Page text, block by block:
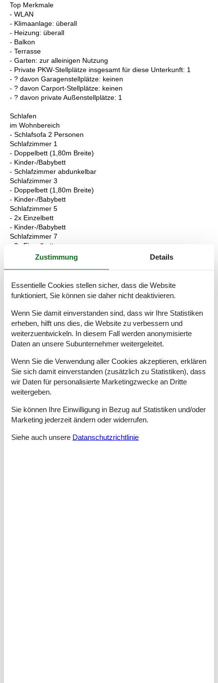
Top Merkmale
- WLAN
- Klimaanlage: überall
- Heizung: überall
- Balkon
- Terrasse
- Garten: zur alleinigen Nutzung
- Private PKW-Stellplätze insgesamt für diese Unterkunft: 1
- ? davon Garagenstellplätze: keinen
- ? davon Carport-Stellplätze: keinen
- ? davon private Außen­stellplätze: 1
Schlafen
im Wohnbereich
- Schlafsofa 2 Personen
Schlafzimmer 1
- Doppelbett (1,80m Breite)
- Kinder-/Babybett
- Schlafzimmer abdunkelbar
Schlafzimmer 3
- Doppelbett (1,80m Breite)
- Kinder-/Babybett
Schlafzimmer 5
- 2x Einzelbett
- Kinder-/Babybett
Schlafzimmer 7
- 2x Einzelbett
- Schlafzimmer abdunkelbar
Badezimmer 1
- Dusche
Badezimmer 3
- Dusche
Badezimmer 5
- Dusche
Wellness
- Whirlpool
- Kaffeemaschine: Espressokanne, Kaffeemaschine
- Kühl-/Gefrierschrank: Gefrierfach, Tiefkühlschrank,
- Herd: Elektroherd, Herd
Zustimmung Details
Essentielle Cookies stellen sicher, dass die Website
funktioniert, Sie können sie daher nicht deaktivieren.
Wenn Sie damit einverstanden sind, dass wir Ihre Statistiken
erheben, hilft uns dies, die Website zu verbessern und
weiterzuentwickeln. In diesem Fall werden anonymisierte
Daten an unsere Subunternehmer weitergeleitet.
Wenn Sie die Verwendung aller Cookies akzeptieren, erklären
Sie sich damit einverstanden (zusätzlich zu Statistiken), dass
wir Daten für personalisierte Marketingzwecke an Dritte
weitergeben.
Sie können Ihre Einwilligung in Bezug auf Statistiken und/oder
Marketing jederzeit ändern oder widerrufen.
Siehe auch unsere Datanschutzrichtlinie